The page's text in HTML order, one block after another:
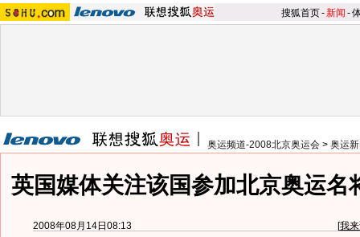
搜狐首页-新闻 -
奥运频道-2008北京奥运会 > 奥运
英国媒体关注该国参加北京奥运名
2008年08月14日08:13 [我